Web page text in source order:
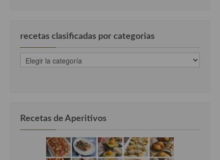
recetas clasificadas por categorias
recetas
clasificadas
Recetas de Aperitivos